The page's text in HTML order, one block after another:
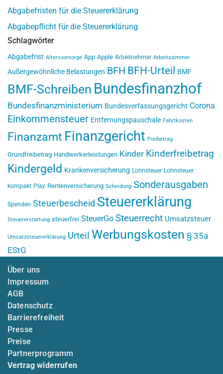
Abgabefristen für die Steuererklärung
Abgabepflicht für die Steuererklärung
Schlagwörter
Abgabefrist Altersvorsorge App Apple Arbeitnehmer Arbeitszimmer
Außergewöhnliche Belastungen BFH BFH-Urteil BMF
BMF-Schreiben Bundesfinanzhof
Bundesfinanzministerium Bundesverfassungsgericht Corona
Einkommensteuer Entfernungspauschale Fahrtkosten
Finanzamt Finanzgericht Freibetrag
Grundfreibetrag Handwerkerleistungen Kinder Kinderfreibetrag
Kindergeld Krankenversicherung Lohnsteuer Lohnsteuer
kompakt Play Rentenversicherung Scheidung Sonderausgaben
Spenden Steuerbescheid Steuererklärung
Steuererstattung steuerfrei SteuerGo Steuerrecht Umsatzsteuer
Umsatzsteuererklärung Urteil Werbungskosten § 35a
EStG
Über uns
Impressum
AGB
Datenschutz
Barrierefreiheit
Presse
Preise
Partnerprogramm
Vertrag widerrufen